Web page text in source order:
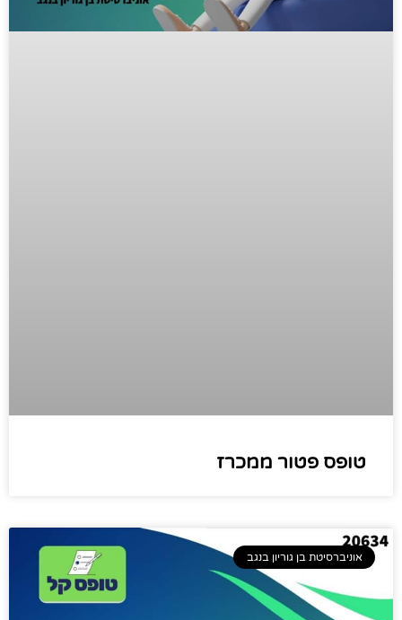
טופס פטור ממכרז
אוניברסיטת בן גוריון בנגב